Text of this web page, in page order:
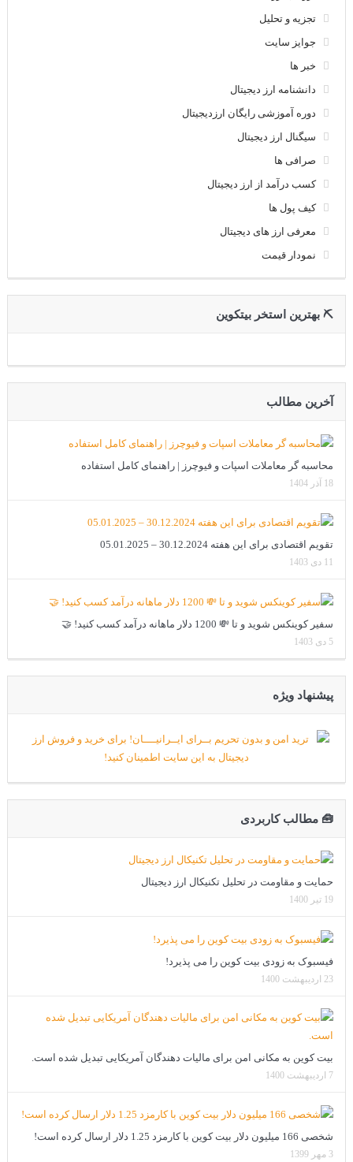
تجزیه و تحلیل
جوایز سایت
خبر ها
دانشنامه ارز دیجیتال
دوره آموزشی رایگان ارزدیجیتال
سیگنال ارز دیجیتال
صرافی ها
کسب درآمد از ارز دیجیتال
کیف پول ها
معرفی ارز های دیجیتال
نمودار قیمت
⛏ بهترین استخر بیتکوین
آخرین مطالب
محاسبه گر معاملات اسپات و فیوچرز | راهنمای کامل استفاده
18 آذر 1404
تقویم اقتصادی برای این هفته 30.12.2024 – 05.01.2025
11 دی 1403
سفیر کوینکس شوید و تا 💸 1200 دلار ماهانه درآمد کسب کنید! 🤝
5 دی 1403
پیشنهاد ویژه
🧰 مطالب کاربردی
حمایت و مقاومت در تحلیل تکنیکال ارز دیجیتال
19 تیر 1400
فیسبوک به زودی بیت کوین را می پذیرد!
23 اردیبهشت 1400
بیت کوین به مکانی امن برای مالیات دهندگان آمریکایی تبدیل شده است.
7 اردیبهشت 1400
شخصی 166 میلیون دلار بیت کوین با کارمزد 1.25 دلار ارسال کرده است!
3 مهر 1399